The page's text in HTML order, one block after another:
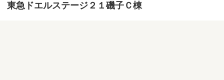
東急ドエルステージ２１磯子Ｃ棟